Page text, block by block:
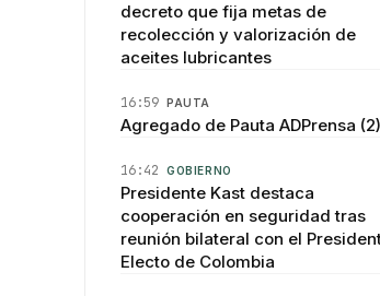
decreto que fija metas de
recolección y valorización de
aceites lubricantes
16:59 PAUTA
Agregado de Pauta ADPrensa (2)
16:42 GOBIERNO
Presidente Kast destaca
cooperación en seguridad tras
reunión bilateral con el
Electo de Colombia